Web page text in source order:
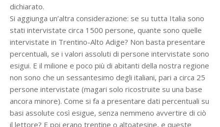
dichiarato.
Si aggiunga un’altra considerazione: se su tutta Italia sono
stati intervistate circa 1500 persone, quante sono quelle
intervistate in Trentino-Alto Adige? Non basta presentare
percentuali, se i valori assoluti di persone intervistate sono
esigui. E il milione e poco più di abitanti della nostra regione
non sono che un sessantesimo degli italiani, pari a circa 25
persone intervistate (magari solo ricostruite su una base
ancora minore). Come si fa a presentare dati percentuali su
basi assolute così esigue, senza nemmeno avvertire di ciò
il lettore? E poi erano trentine o altoatesine, e queste